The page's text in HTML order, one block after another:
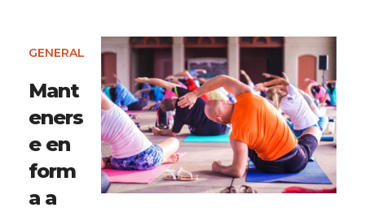
GENERAL
Mant
eners
e en
form
a a